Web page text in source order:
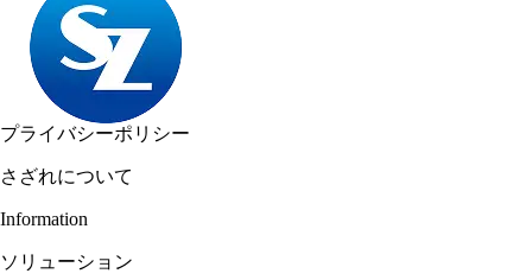
プライバシーポリシー
さざれについて
Information
ソリューション